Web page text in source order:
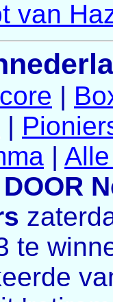
van
|
|
|
DOOR
te